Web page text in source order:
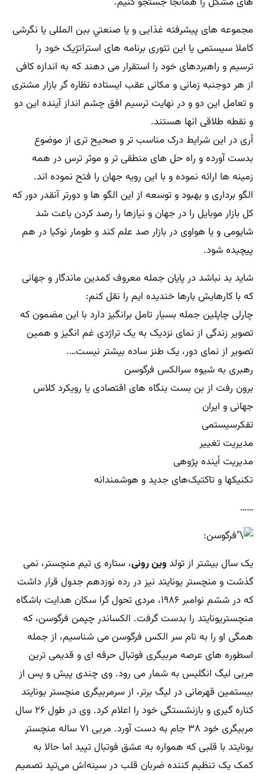
مجموعه های پیشرفته غذایی و یا صنعتي بین المللی یا نگرشی
کاملا سیستمی یا این تئوری برنامه های استراتژیک خود را
ترسیم و راهبردهای خود را استقرار می دهند که به اندازه کافی
از هر دوجنبه زمانی و مکانی عقب ایستاده نظاره گر بازار مشتری
و تعامل این دو و در نهایت ترسیم افق چشم انداز آینده این دو
و نقطه طلاقی انها هستند.
أری در این شرایط درک مناسب تر و صحیح تری از موضوع
بدست آورده و راه حل های منطقی تر و موثر ترس در همه
زمینه ها ارائه نموده و با این رویه جهان را فتح نموده اند.
الگو برداری و بهبود و توسعه از این الگو ها و دورتر آنقدر دور که
کل بازار موبایل را در جهان و نیازها را رصد کردن باعت شد
شایومی و یا هواوی در بازار صد علم کند و طومار نوکیا در هم
پیچیده شود.
شاید بد نباشد در پایان جمله معروف کمدین ماندگار و جهانی
که با کارهایش بارها خندیده ایم را نقل کنم:
چارلی چاپلین جمله بسیار تامل برانگیز دارد با این مضمون که
تصویر زندگی از نمای نزدیک به یک تراژدی غم انگیز و همین
تصویر از نمای دور، یک طنز ساده بیشتر نیست….
رهبری به شیوه سرالکس فرگوسن
برون رفت از بن بست بنگاه های اقتصادی یا رویکرد کلاس
جهانی و ایران
تفکرسیستمی
مدیریت تغییر
مدیریت أینده پژوهی
تکنیکها و تاکتیک‌های جدید و هوشمندانه
……
یک سال بیشتر از تولدوین رونی، ستاره ی تیم منچستر، نمی
گذشت و منچستر یونایتد نیز در رده نوزدهم جدول قرار داشت
که در ششم نوامبر ۱۹۸۶، مردی تحول گرا سکان هدایت باشگاه
منچستریونایتد را بدست گرفت. الکساندر چپمن فرگوسن، که
همگی او را به نام سر الکس فرگوسن می شناسیم، از جمله
اسطوره های عرصه مربیگری فوتبال حرفه ای و قدیمی ترین
مربی لیگ انگلیس به شمار می رود. وی چندی پیش و پس از
بیستمین قهرمانی در لیگ برتر، از سرمربیگری منچستر یونایتد
کناره گیری و بازنشستگی خود را اعلام کرد. وی در طول ۲۶ سال
مربیگری خود ۳۸ جام به دست آورد. مربی ۷۱ ساله منچستر
یونایتد با قلبی که همواره به عشق فوتبال تپید اما حالا به
کمک یک تنظیم کننده ضربان قلب در سینه‌اش می‌تپد تصمیم